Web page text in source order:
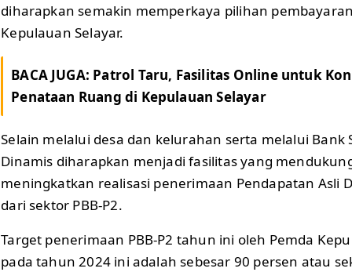
diharapkan semakin memperkaya pilihan pembayaran
Kepulauan Selayar.
BACA JUGA: Patrol Taru, Fasilitas Online untuk
Penataan Ruang di Kepulauan Selayar
Selain melalui desa dan kelurahan serta melalui Bank
Dinamis diharapkan menjadi fasilitas yang
meningkatkan realisasi penerimaan Pendapatan Asli
dari sektor PBB-P2.
Target penerimaan PBB-P2 tahun ini oleh Pemda
pada tahun 2024 ini adalah sebesar 90 persen atau